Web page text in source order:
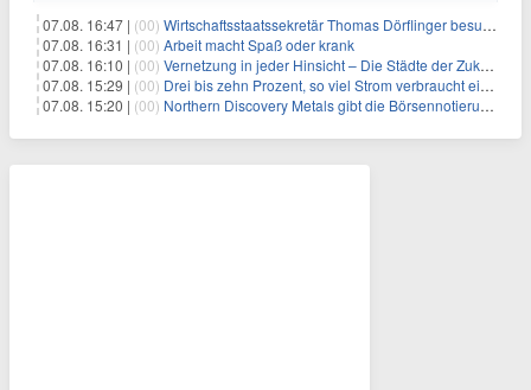
07.08. 16:47 | (00) Wirtschaftsstaatssekretär Thomas Dörflinger besucht Handwerksbetrieb im Kammerbezirk Freiburg
07.08. 16:31 | (00) Arbeit macht Spaß oder krank
07.08. 16:10 | (00) Vernetzung in jeder Hinsicht – Die Städte der Zukunft sind grün-blau
07.08. 15:29 | (00) Drei bis zehn Prozent, so viel Strom verbraucht ein Aufzug im Gebäude
07.08. 15:20 | (00) Northern Discovery Metals gibt die Börsennotierung an der Frankfurter Wertpapierbörse bekannt